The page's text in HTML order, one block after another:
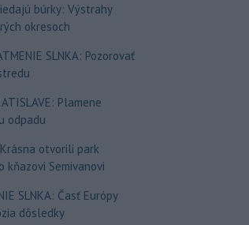
búrky: Výstrahy
okresoch
SLNKA: Pozorovať
Plamene
odpadu
otvorili park
kňazovi Semivanovi
SLNKA: Časť Európy
dôsledky